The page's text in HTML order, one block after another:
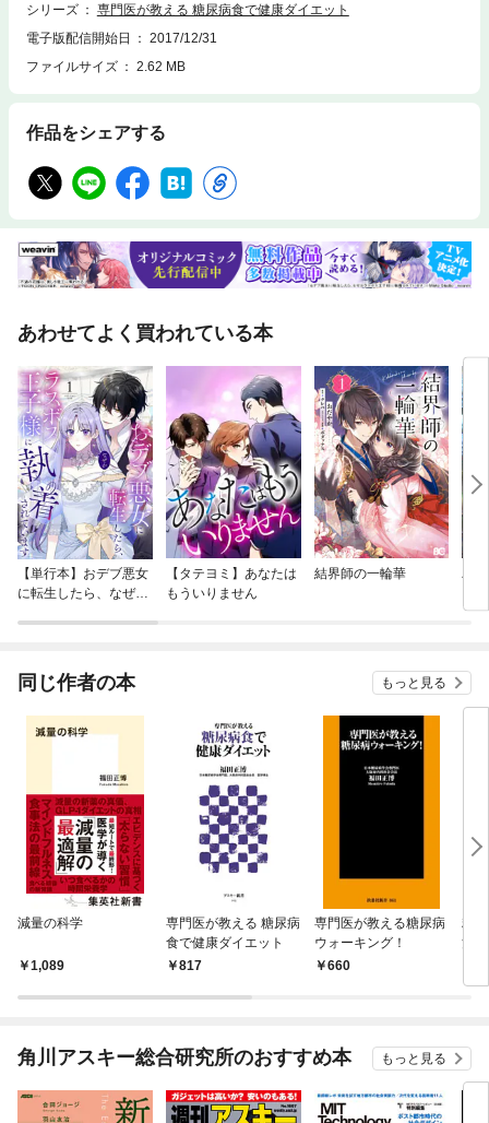
シリーズ
専門医が教える 糖尿病食で健康ダイエット
電子版配信開始日
2017/12/31
ファイルサイズ
2.62 MB
作品をシェアする
あわせてよく買われている本
【単行本】おデブ悪女
に転生したら、なぜか
【タテヨミ】あなたは
もういりません
結界師の一輪華
バ
今
同じ作者の本 もっと見る
減量の科学
1,089
専門医が教える 糖尿病
食で健康ダイエット
817
専門医が教える糖尿病
ウォーキング！
660
糖
治
角川アスキー総合研究所のおすすめ本 もっと見る